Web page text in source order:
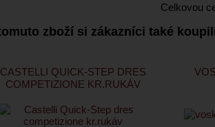
Celkovou
zboží si zákazníci také
CASTELLI QUICK-STEP DRES
COMPETIZIONE KR.RUKÁV